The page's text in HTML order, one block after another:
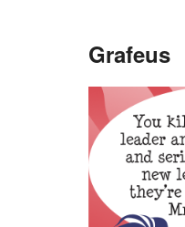
Grafeus